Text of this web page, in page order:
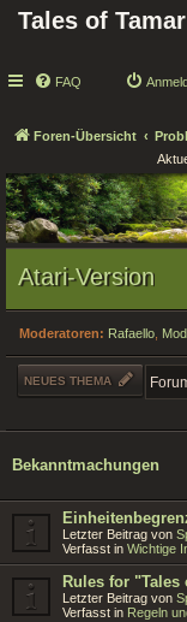
Tales of Tamar
FAQ
Foren-Übersicht
Atari-Version
Moderatoren: Rafaello
NEUES THEMA
Bekanntmachungen
Letzter Beitrag von
Verfasst in Wichtige
Rules for "Tales
Letzter Beitrag von
Verfasst in Regeln